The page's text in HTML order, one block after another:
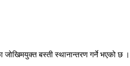
बस्ती स्थानान्तरण गर्ने भएको छ ।